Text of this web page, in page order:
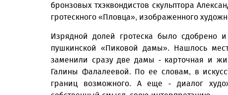
бронзовых тхэквондистов скульп­тора
гротескного «Пловца», изображенного
Изрядной долей гротеска было сдобрено
пушкинской «Пиковой дамы». Нашлось
заменили сразу две дамы - карточная и
Галины Фалалеевой. По ее словам, в
границ возможного. А еще - диалог